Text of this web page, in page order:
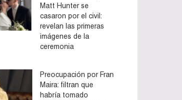
Matt Hunter se
casaron por el civil:
revelan las primeras
imágenes de la
ceremonia
Preocupación por Fran
Maira: filtran que
habría tomado